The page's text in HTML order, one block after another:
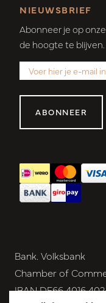
NIEUWSBRIEF
Abonneer je op
de hoogte te blijven.
ABONNEER
Bank. Volksbank
Chamber of
IBAN DE66 4016